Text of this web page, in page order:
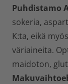
Puhdistamo
sokeria,
K:ta, eikä
väriaineita.
maidoton,